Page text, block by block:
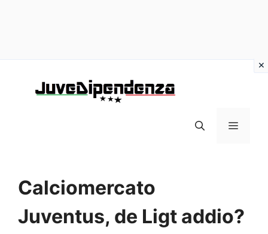
MENU
Calciomercato
Juventus, de Ligt addio?